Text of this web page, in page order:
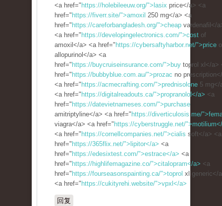
<a href=" https://holebileeuw.org/">lasix price</a> <a
href=" https://fiverr.site/">amoxil 250 mg</a> <a
href=" https://careforbangladesh.org/">cheap vardenafil</
<a href=" https://developingelectronics.com/">cost of
amoxil</a> <a href=" https://cybersaftyharbor.net/">price
allopurinol</a> <a
href=" https://buycruiseinsurance.com/">buy toprol xl</a>
href=" https://bubbyblue.com.au/">prozac no
<a href=" https://acmecrafting.com/">prednisolone 5 mg</
<a href=" https://digitalreadouts.ca/">propranolol</a> <a
href=" https://datevietnameses.com/">purchase
amitriptyline</a> <a href=" https://diverticulosis.me/
viagra</a> <a href=" https://cyberstruggle.net/
<a href=" https://cornellcompanies.net/">cialis soft</a> <a
href=" https://365flix.net/">lipitor</a> <a
href=" https://edesixtest.com/">estrace</a> <a
href=" https://highlifemagazine.co/">citalopram</a> <a
href=" https://fourseasonspainting.ca/">toprol xl generic</
<a href=" https://cukityrehi.website/">vpxl</a>
回复